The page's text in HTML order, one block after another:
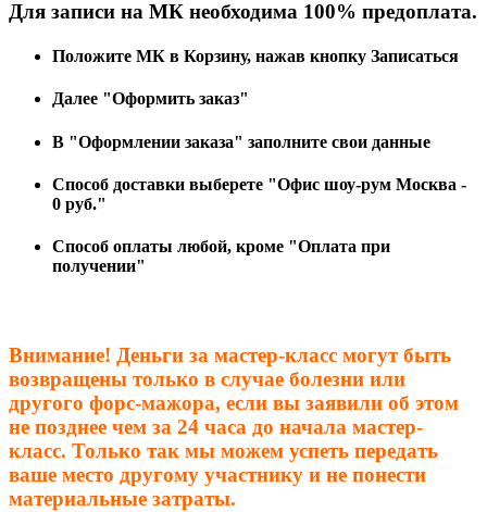
Для записи на МК необходима 100% предоплата.
Положите МК в Корзину, нажав кнопку Записаться
Далее "Оформить заказ"
В "Оформлении заказа" заполните свои данные
Способ доставки выберете "Офис шоу-рум Москва -
0 руб."
Способ оплаты любой, кроме "Оплата при
получении"
Внимание! Деньги за мастер-класс могут быть
возвращены только в случае болезни или
другого форс-мажора, если вы заявили об этом
не позднее чем за 24 часа до начала мастер-
класс. Только так мы можем успеть передать
ваше место другому участнику и не понести
материальные затраты.